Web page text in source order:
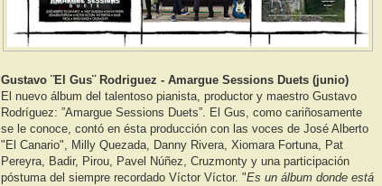
Gustavo ¨El Gus¨ Rodriguez - Amargue Sessions Duets (junio)
El nuevo álbum del talentoso pianista, productor y maestro Gustavo
Rodríguez: ”Amargue Sessions Duets”. El Gus, como cariñosamente
se le conoce, contó en ésta producción con las voces de José Alberto
"El Canario", Milly Quezada, Danny Rivera, Xiomara Fortuna, Pat
Pereyra, Badir, Pirou, Pavel Núñez, Cruzmonty y una participación
póstuma del siempre recordado Víctor Víctor. "Es un álbum donde está